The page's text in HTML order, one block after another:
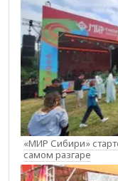
«МИР Сибири»
самом разгаре